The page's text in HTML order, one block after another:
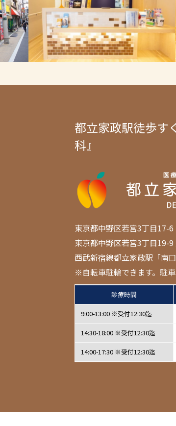
都立家政駅徒歩す
科』
東京都中野区若宮3丁目17-
東京都中野区若宮3丁目19-
西武新宿線都立家政駅「南
※自転車駐輪できます。駐車
診療時間
9:00-13:00 ※受付12:30迄
14:30-18:00 ※受付12:30迄
14:00-17:30 ※受付12:30迄